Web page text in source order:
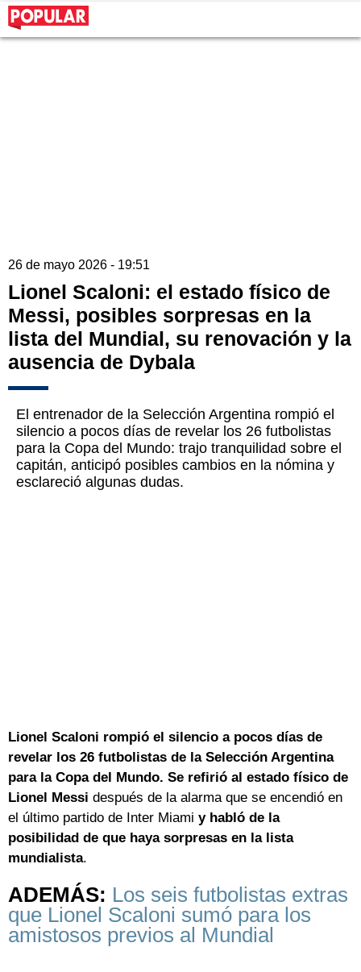
26 de mayo 2026 - 19:51
Lionel Scaloni: el estado físico de
Messi, posibles sorpresas en la
lista del Mundial, su renovación y la
ausencia de Dybala
El entrenador de la Selección Argentina rompió el
silencio a pocos días de revelar los 26 futbolistas
para la Copa del Mundo: trajo tranquilidad sobre el
capitán, anticipó posibles cambios en la nómina y
esclareció algunas dudas.
Lionel Scaloni rompió el silencio a pocos días de
revelar los 26 futbolistas de la Selección Argentina
para la Copa del Mundo. Se refirió al estado físico de
Lionel Messi después de la alarma que se encendió en
el último partido de Inter Miami y habló de la
posibilidad de que haya sorpresas en la lista
mundialista.
ADEMÁS: Los seis futbolistas extras
que Lionel Scaloni sumó para los
amistosos previos al Mundial